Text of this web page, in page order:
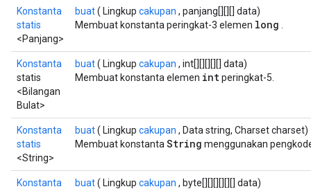
Konstanta
statis
<Panjang>
buat( Lingkup cakupan , panjang[][][] data)
Membuat konstanta peringkat-3 elemen long
Konstanta
statis
<Bilangan
Bulat>
buat( Lingkup cakupan , int[][][][][] data)
Membuat konstanta elemen intperingkat-5.
Konstanta
statis
<String>
buat( Lingkup cakupan , Data string, Charset charset)
Membuat konstanta String menggunakan
Konstanta
buat( Lingkup cakupan , byte[][][][][][] data)